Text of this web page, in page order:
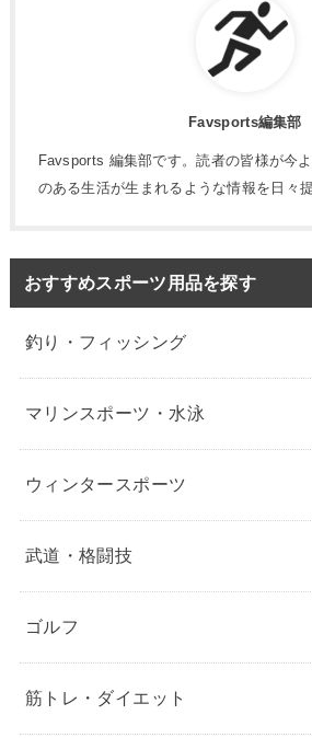
Favsports編集部
Favsports 編集部です。読者の皆様が今
のある生活が生まれるような情報を日々
おすすめスポーツ用品を探す
釣り・フィッシング
マリンスポーツ・水泳
ウィンタースポーツ
武道・格闘技
ゴルフ
筋トレ・ダイエット